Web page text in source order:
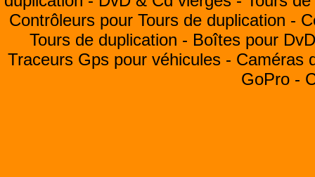
Contrôleurs pour Tours de duplication -
Tours de duplication - Boîtes pour
Traceurs Gps pour véhicules - Caméras
GoPro -